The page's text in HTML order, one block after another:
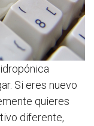
Si eres nuevo
quieres
diferente,